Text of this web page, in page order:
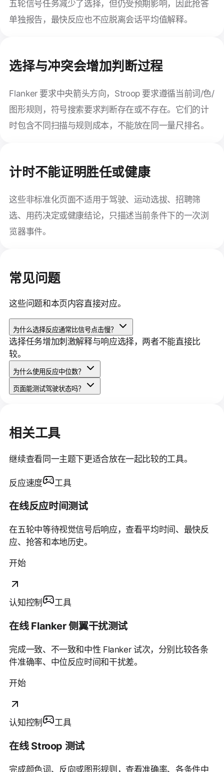
五轮信号任务减少了选择，但仍受预期影响，因此抢答
单独报告，最快反应也不应脱离会话平均值解释。
选择与冲突会增加判断过程
Flanker 要求中央箭头方向，Stroop 要求遵循当前词/色/
图形规则，符号搜索要求判断存在或不存在。它们的计
时包含不同扫描与规则成本，不能放在同一量尺排名。
计时不能证明胜任或健康
这些非标准化页面不适用于驾驶、运动选拔、招聘筛
选、用药决定或健康结论，只描述当前条件下的一次浏
览器事件。
常见问题
这些问题和本页内容直接对应。
为什么选择反应通常比信号点击慢？
选择任务增加刺激解释与响应选择，两者不能直接比
较。
为什么使用反应中位数？
页面能测试驾驶状态吗？
相关工具
继续查看同一主题下更适合放在一起比较的工具。
反应速度 工具
在线反应时间测试
在五轮中等待视觉信号后响应，查看平均时间、最快反
应、抢答和本地历史。
开始
认知控制 工具
在线 Flanker 侧翼干扰测试
完成一致、不一致和中性 Flanker 试次，分别比较各条
件准确率、中位反应时间和干扰差。
开始
认知控制 工具
在线 Stroop 测试
完成颜色词、反向或图形规则，查看准确率、各条件中